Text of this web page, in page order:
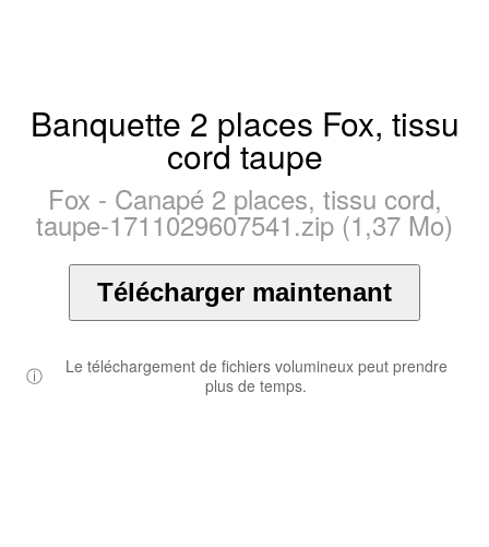
Banquette 2 places Fox, tissu
cord taupe
Fox - Canapé 2 places, tissu cord,
taupe-1711029607541.zip (1,37 Mo)
Télécharger maintenant
ⓘ
Le téléchargement de fichiers volumineux peut prendre
plus de temps.